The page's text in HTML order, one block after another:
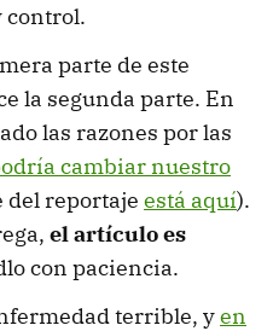
control.
parte de este
la segunda parte. En
las razones por las
cambiar nuestro
del reportaje está aquí).
el artículo es
con paciencia.
terrible, yen